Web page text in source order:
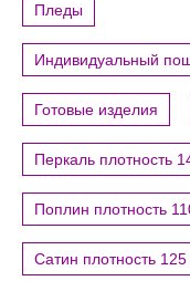
Пледы
Индивидуальный
Готовые изделия
Перкаль плотность
Поплин плотность
Сатин плотность 125